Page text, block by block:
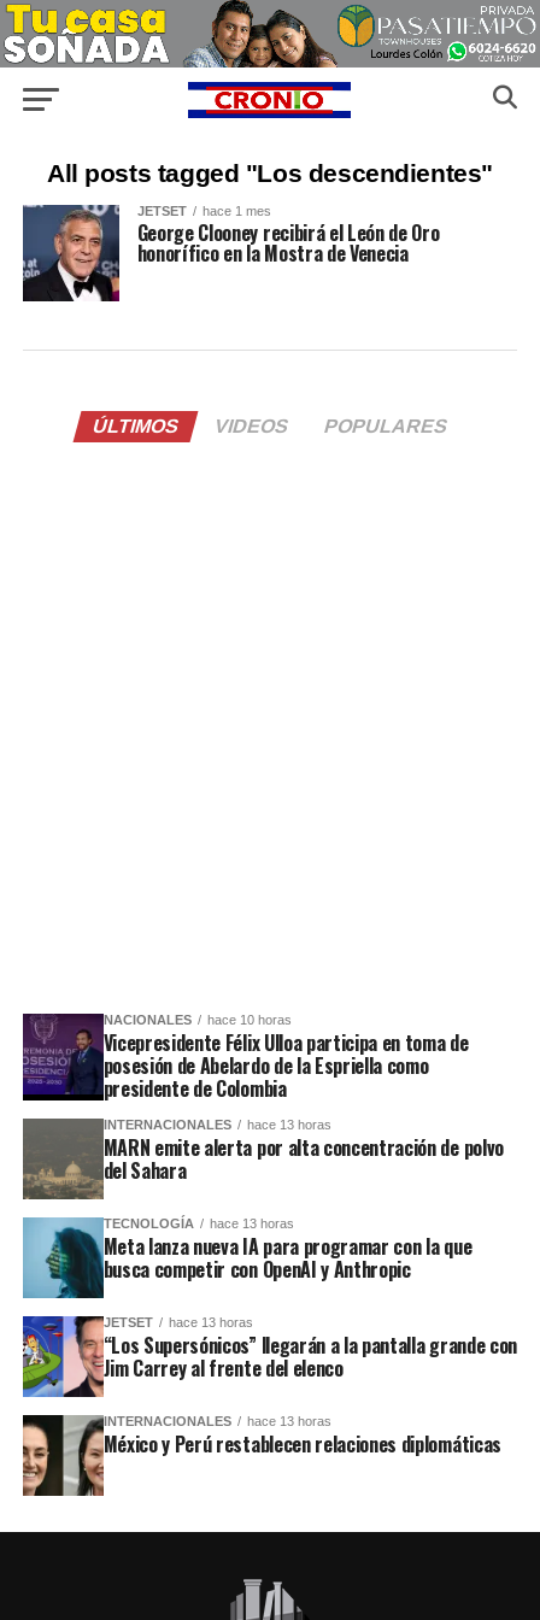
All posts tagged "Los descendientes"
JETSET hace 1 mes
George Clooney recibirá el León de Oro
honorífico en la Mostra de Venecia
ÚLTIMOS VIDEOS POPULARES
NACIONALES hace 10 horas
Vicepresidente Félix Ulloa participa en toma de
posesión de Abelardo de la Espriella como
presidente de Colombia
INTERNACIONALES hace 13 horas
MARN emite alerta por alta concentración de polvo
del Sahara
TECNOLOGÍA hace 13 horas
Meta lanza nueva IA para programar con la que
busca competir con OpenAI y Anthropic
JETSET hace 13 horas
“Los Supersónicos” llegarán a la pantalla grande con
Jim Carrey al frente del elenco
INTERNACIONALES hace 13 horas
México y Perú restablecen relaciones diplomáticas